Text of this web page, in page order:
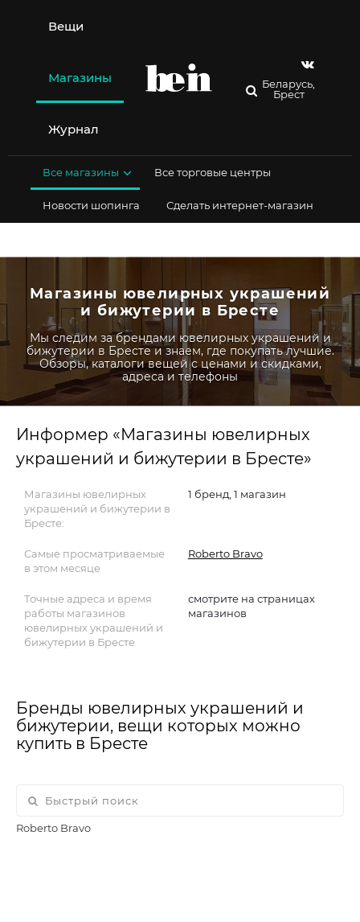
содержимому
Вещи
Магазины
Журнал
Беларусь,
Брест
Все магазины Все торговые центры
Новости шопинга Сделать интернет-магазин
Магазины ювелирных украшений
и бижутерии в Бресте
Мы следим за брендами ювелирных украшений и
бижутерии в Бресте и знаем, где покупать лучшие.
Обзоры, каталоги вещей с ценами и скидками,
адреса и телефоны
Информер «Магазины ювелирных
украшений и бижутерии в Бресте»
Магазины ювелирных
украшений и бижутерии в
Бресте:
1 бренд, 1 магазин
Самые просматриваемые
в этом месяце
Roberto Bravo
Точные адреса и время
работы магазинов
ювелирных украшений и
бижутерии в Бресте
смотрите на страницах
магазинов
Бренды ювелирных украшений и
бижутерии, вещи которых можно
купить в Бресте
Roberto Bravo